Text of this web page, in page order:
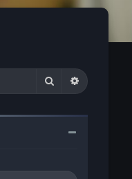
Rechercher